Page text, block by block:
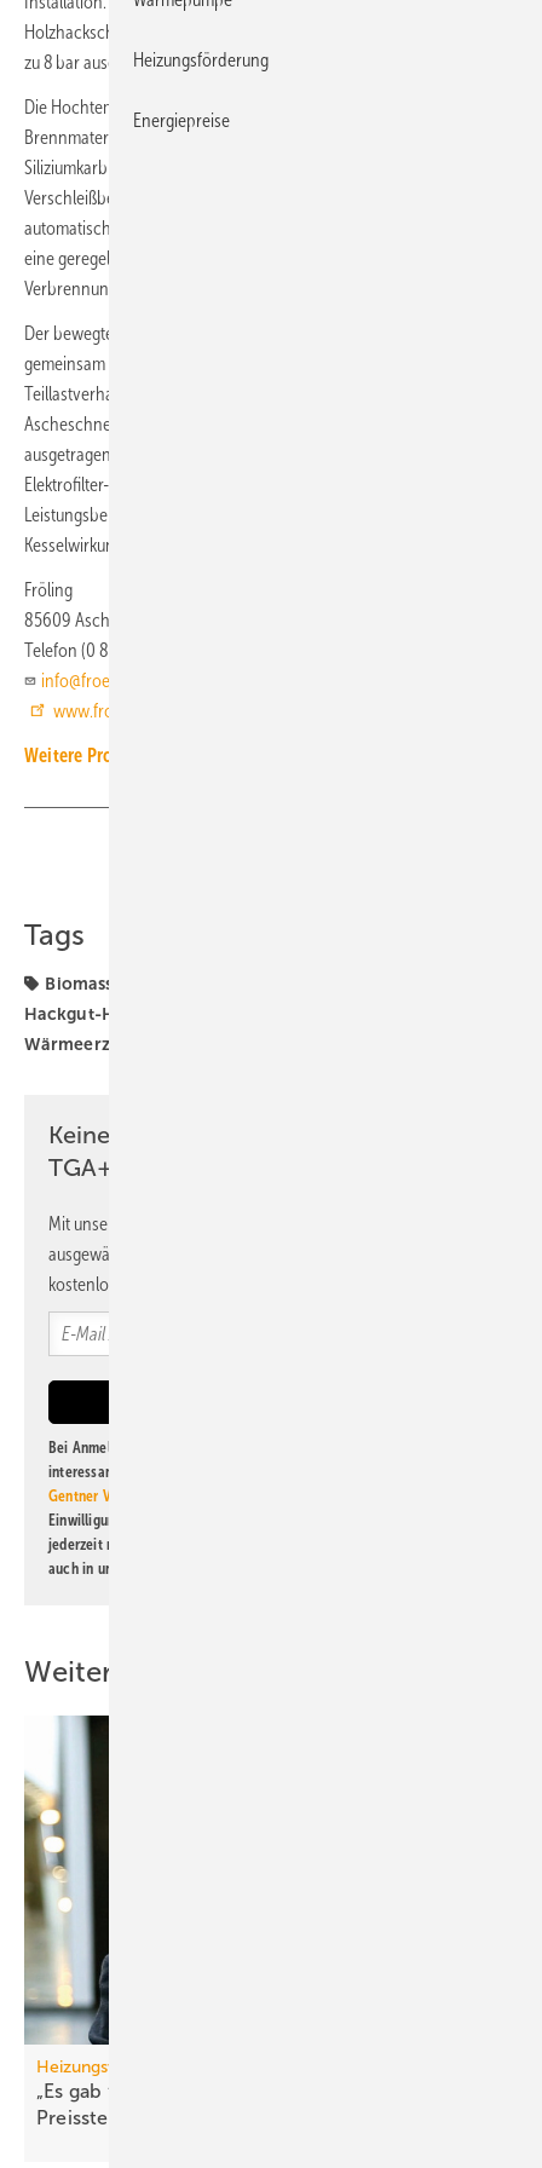
Holzhackschnitzeln und Holzpellets und einen Betriebsdruck von bis
zu 8 bar ausgelegt.
Die Hochtemperatur-Brennkammer stellt auch bei minderwertigem
Brennmaterial eine optimale Verfeuerung sicher. Die
Siliziumkarbidauskleidung bietet eine sehr hohe Temperatur- und
Verschleißbeständigkeit. Die Nachverbrennungszone, eine
automatische Zündung, ein drehzahlgeregeltes Saugzuggebläse und
eine geregelte Abgasrezirkulation optimieren das
Verbrennungsergebnis.
Der bewegte Vorschubrost verhindert Schlackebildung und optimiert
gemeinsam mit einer Abgastemperaturhochhaltung das
Teillastverhalten. Die Asche wird automatisch über eine
Ascheschnecke in die Aschebox oder in eine Asche-Tonne
ausgetragen. Optional kann der TMe 550 mit einer kompakten
Elektrofilter-Multizyklon-Einheit ausgestattet werden. Der
Leistungsbereich des TMe 550 wird mit 150 bis 550 kW und der
Kesselwirkungsgrad mit bis zu 96,6 % angegeben.
Fröling
85609 Aschheim
Telefon (0 89) 9 27 92 60
info@froeling.com
www.froeling.com
Weitere Produkt-Meldungen zum Thema Wärmeerzeugung
Tags
Biomasse-Heizkessel
Hackgut-Heizkessel
Wärmeerzeuger
Keine Zeit? Kein Problem mit dem
TGA+E Newsletter!
Mit unserem Newsletter erhalten Sie regelmäßig von uns
ausgewählte Informationen und Neuigkeiten, gebündelt und
kostenlos direkt ins Postfach.
Bei Anmeldung zu diesem Newsletter bin ich damit einverstanden, über
interessante Verlags- und Online-Angebote
Gentner Verlag GmbH & Co. KG
Einwilligung kann ich jederzeit widerrufen und eine Abmeldung ist
jederzeit möglich. Informationen zum Umgang mit Daten finden Sie
auch in unserer
Weitere Inhalte
Heizungswende
„Es gab flächen­deckend starke
Preis­steigerungen“
Heizungsförderung
Energiepreise